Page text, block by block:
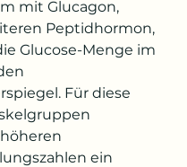
mit Glucagon,
Peptidhormon,
Glucose-Menge im
Für diese
ein